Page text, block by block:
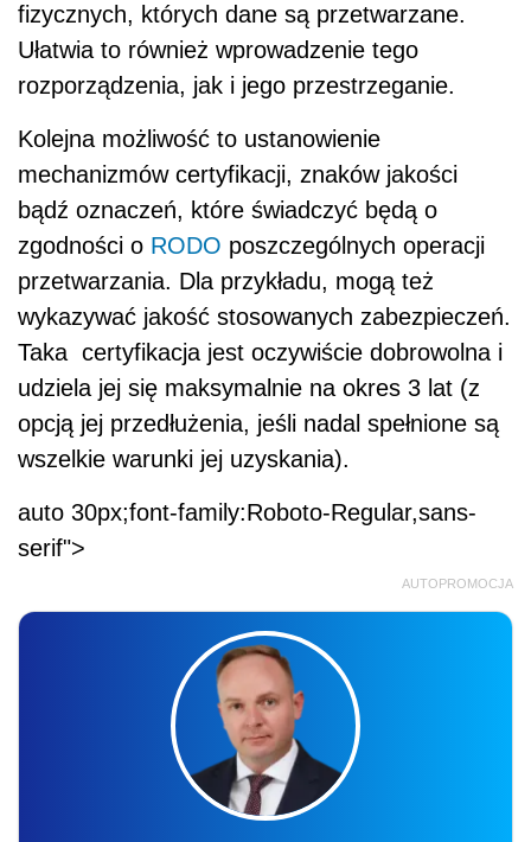
fizycznych, których dane są przetwarzane.
Ułatwia to również wprowadzenie tego
rozporządzenia, jak i jego przestrzeganie.
Kolejna możliwość to ustanowienie
mechanizmów certyfikacji, znaków jakości
bądź oznaczeń, które świadczyć będą o
zgodności o RODO poszczególnych operacji
przetwarzania. Dla przykładu, mogą też
wykazywać jakość stosowanych zabezpieczeń.
Taka certyfikacja jest oczywiście dobrowolna i
udziela jej się maksymalnie na okres 3 lat (z
opcją jej przedłużenia, jeśli nadal spełnione są
wszelkie warunki jej uzyskania).
auto 30px;font-family:Roboto-Regular,sans-
serif">
AUTOPROMOCJA